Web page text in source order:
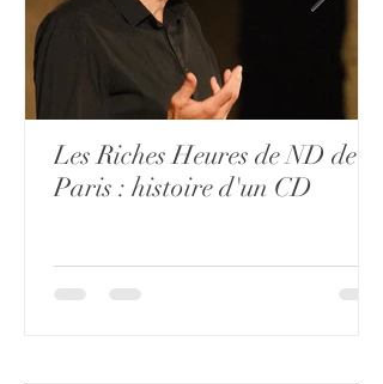
Les Riches Heures de ND de
Paris : histoire d'un CD